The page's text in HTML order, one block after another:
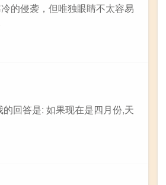
的侵袭，但唯独眼睛不太容易
回答是: 如果现在是四月份,天